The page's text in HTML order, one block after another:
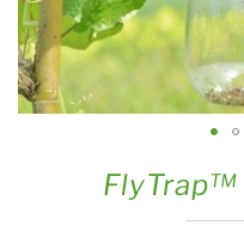
FlyTrap™